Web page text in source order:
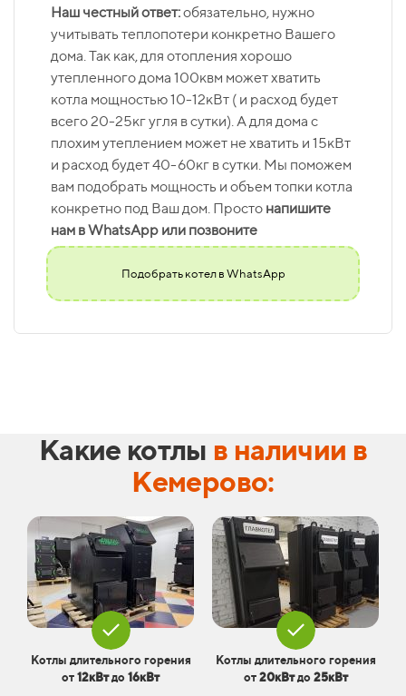
Наш честный ответ:обязательно, нужно
учитывать теплопотери конкретно Вашего
дома. Так как, для отопления хорошо
утепленного дома 100квм может хватить
котла мощностью 10-12кВт ( и расход будет
всего 20-25кг угля в сутки). А для дома с
плохим утеплением может не хватить и 15кВт
и расход будет 40-60кг в сутки. Мы поможем
вам подобрать мощность и объем топки котла
конкретно под Ваш дом. Просто напишите
нам в WhatsApp или позвоните
Подобрать котел в WhatsApp
Какие котлы в наличии в
Кемерово:
Котлы длительного горения
от 12кВтдо 16кВт
Котлы длительного горения
от 20кВтдо 25кВт